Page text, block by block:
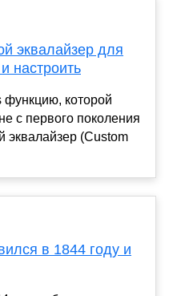
эквалайзер для
настроить
функцию, которой
с первого поколения
эквалайзер (Custom
в 1844 году и